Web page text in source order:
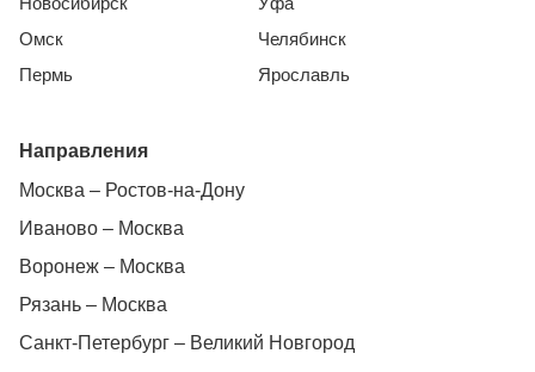
Омск
Пермь
Челябинск
Ярославль
Направления
Москва – Ростов-на-Дону
Иваново – Москва
Воронеж – Москва
Рязань – Москва
Санкт-Петербург – Великий Новгород